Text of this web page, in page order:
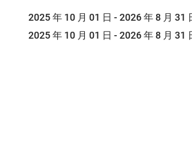
2025 年 10 月 01 日 - 2026 年 8 月 31
2025 年 10 月 01 日 - 2026 年 8 月 31